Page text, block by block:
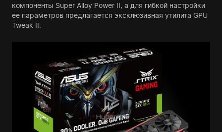
компоненты Super Alloy Power II, а для гибкой настройки
ее параметров предлагается эксклюзивная утилита GPU
Tweak II.